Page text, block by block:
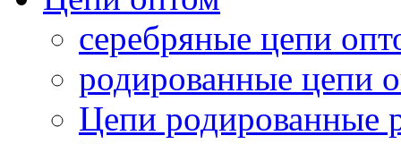
серебряные цепи
родированные цепи
Цепи родированные